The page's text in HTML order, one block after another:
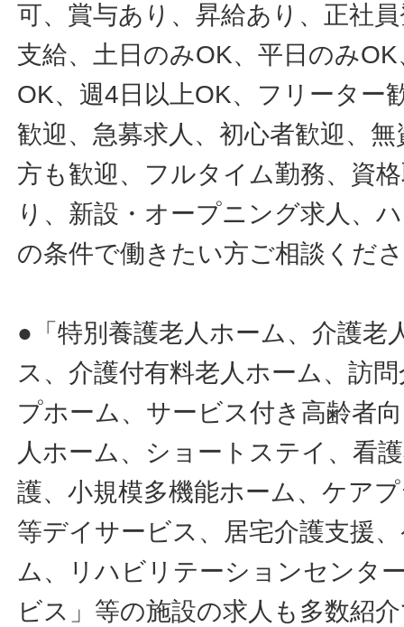
可、賞与あり、昇給あり、正社
支給、土日のみOK、平日のみ
OK、週4日以上OK、フリーター
歓迎、急募求人、初心者歓迎、
方も歓迎、フルタイム勤務、資
り、新設・オープニング求人、
の条件で働きたい方ご相談くだ
●「特別養護老人ホーム、介護老
ス、介護付有料老人ホーム、訪
プホーム、サービス付き高齢者
人ホーム、ショートステイ、看
護、小規模多機能ホーム、ケア
等デイサービス、居宅介護支援
ム、リハビリテーションセンタ
ビス」等の施設の求人も多数紹